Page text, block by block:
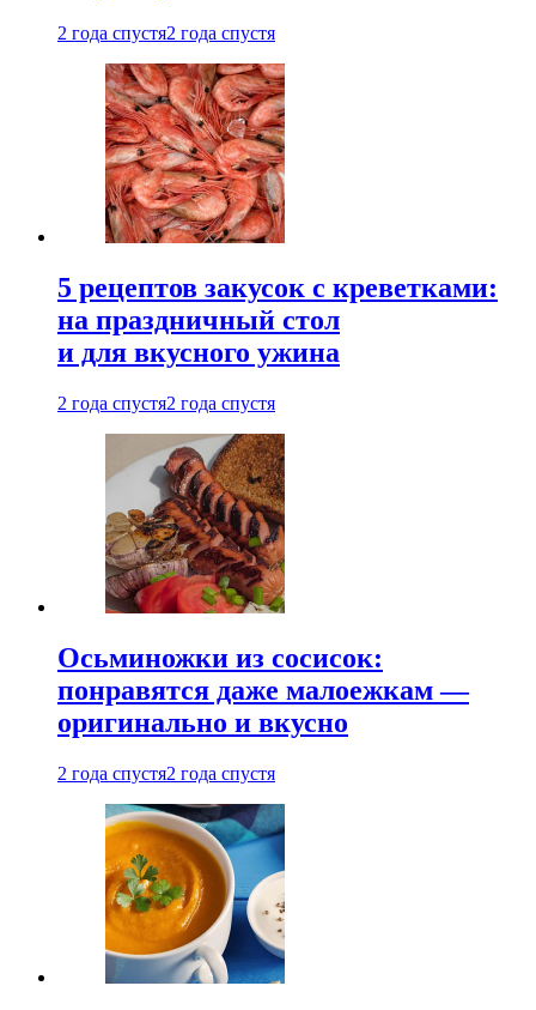
2 года спустя2 года спустя
5 рецептов закусок с креветками:
на праздничный стол
и для вкусного ужина
2 года спустя2 года спустя
Осьминожки из сосисок:
понравятся даже малоежкам —
оригинально и вкусно
2 года спустя2 года спустя